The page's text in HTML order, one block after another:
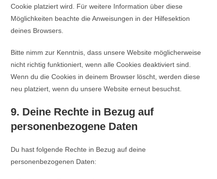
Cookie platziert wird. Für weitere Information über diese
Möglichkeiten beachte die Anweisungen in der Hilfesektion
deines Browsers.
Bitte nimm zur Kenntnis, dass unsere Website möglicherweise
nicht richtig funktioniert, wenn alle Cookies deaktiviert sind.
Wenn du die Cookies in deinem Browser löscht, werden diese
neu platziert, wenn du unsere Website erneut besuchst.
9. Deine Rechte in Bezug auf
personenbezogene Daten
Du hast folgende Rechte in Bezug auf deine
personenbezogenen Daten: